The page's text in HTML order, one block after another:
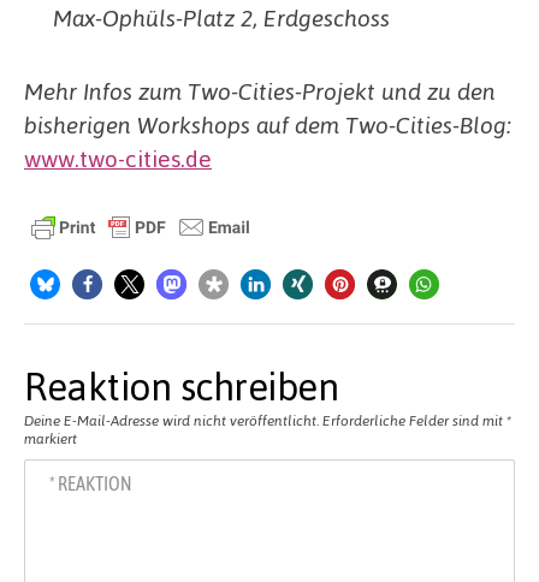
Max-Ophüls-Platz 2, Erdgeschoss
Mehr Infos zum Two-Cities-Projekt und zu den
bisherigen Workshops auf dem Two-Cities-Blog:
www.two-cities.de
Reaktion schreiben
Deine E-Mail-Adresse wird nicht veröffentlicht. Erforderliche Felder sind mit *
markiert